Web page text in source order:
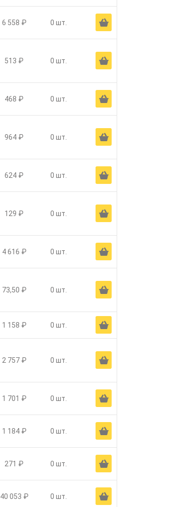
6 558 ₽ 0 шт. Ä
513 ₽ 0 шт. Ä
468 ₽ 0 шт. Ä
964 ₽ 0 шт. Ä
624 ₽ 0 шт. Ä
129 ₽ 0 шт. Ä
4 616 ₽ 0 шт. Ä
73,50 ₽ 0 шт. Ä
1 158 ₽ 0 шт. Ä
2 757 ₽ 0 шт. Ä
1 701 ₽ 0 шт. Ä
1 184 ₽ 0 шт. Ä
271 ₽ 0 шт. Ä
40 053 ₽ 0 шт. Ä